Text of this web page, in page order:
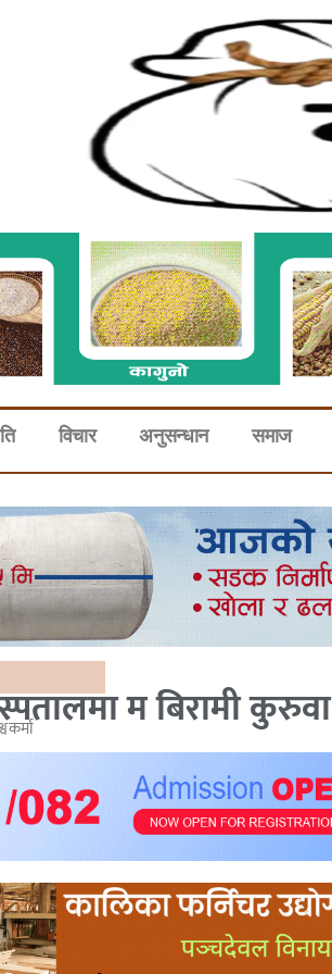
विचार अनुसन्धान समाज
म बिरामी कुरुवा